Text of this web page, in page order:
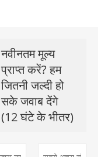
नवीनतम मूल्य
प्राप्त करें? हम
जितनी जल्दी हो
सके जवाब देंगे
(12 घंटे के भीतर)